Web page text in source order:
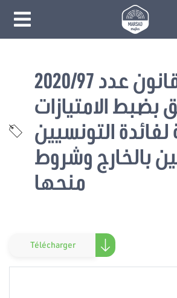
مقترح قانون عدد 2020/97
بضبط الامتيازات
لفائدة التونسيين
بالخارج وشروط
منحها
Télécharger